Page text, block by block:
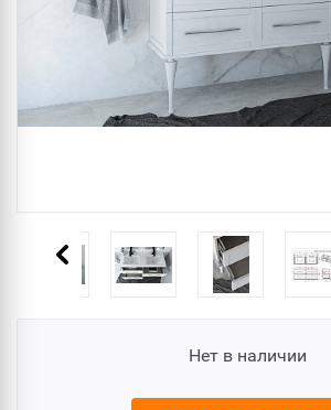
Нет в наличии